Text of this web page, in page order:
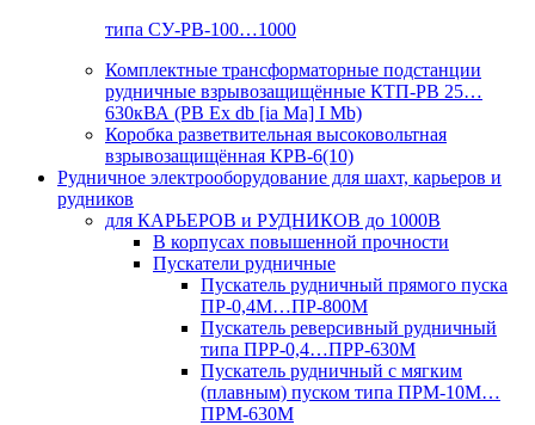
типа СУ-РВ-100…1000
Комплектные трансформаторные подстанции
рудничные взрывозащищённые КТП-РВ 25…
630кВА (РВ Ex db [ia Ma] I Mb)
Коробка разветвительная высоковольтная
взрывозащищённая КРВ-6(10)
Рудничное электрооборудование для шахт, карьеров и
рудников
для КАРЬЕРОВ и РУДНИКОВ до 1000В
В корпусах повышенной прочности
Пускатели рудничные
Пускатель рудничный прямого пуска
ПР-0,4М…ПР-800М
Пускатель реверсивный рудничный
типа ПРР-0,4…ПРР-630М
Пускатель рудничный с мягким
(плавным) пуском типа ПРМ-10М…
ПРМ-630М